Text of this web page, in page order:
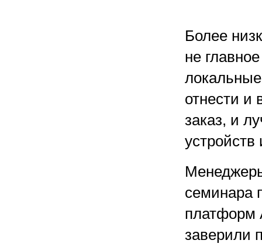
Более
не
отнести и
заказ, и
устройств
семинара
платформ
заверили